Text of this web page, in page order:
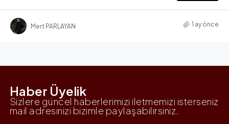
Mert PARLAYAN 1 ay önce
Haber Üyelik
Sizlere güncel haberlerimizi iletmemizi isterseniz
mail adresinizi bizimle paylaşabilirsiniz.